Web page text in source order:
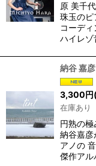
原 美千
珠玉の
コーデ
ハイレ
納谷 嘉
3,300円
在庫あり
円熟の
納谷嘉彦
アノの
傑作ア